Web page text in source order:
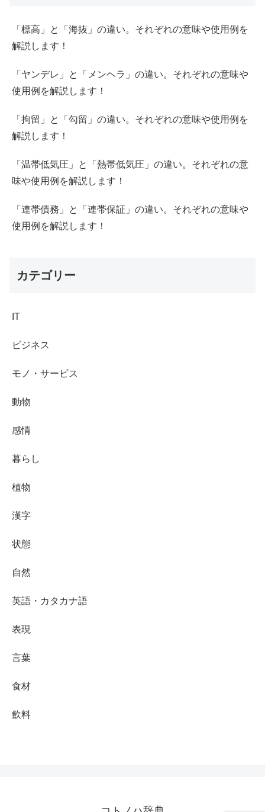
「標高」と「海抜」の違い。それぞれの意味や使用例を
解説します！
「ヤンデレ」と「メンヘラ」の違い。それぞれの意味や
使用例を解説します！
「拘留」と「勾留」の違い。それぞれの意味や使用例を
解説します！
「温帯低気圧」と「熱帯低気圧」の違い。それぞれの意
味や使用例を解説します！
「連帯債務」と「連帯保証」の違い。それぞれの意味や
使用例を解説します！
カテゴリー
IT
ビジネス
モノ・サービス
動物
感情
暮らし
植物
漢字
状態
自然
英語・カタカナ語
表現
言葉
食材
飲料